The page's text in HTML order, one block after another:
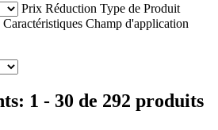
Prix Réduction Type de Produit
Caractéristiques Champ d'application
1 - 30 de 292 produits